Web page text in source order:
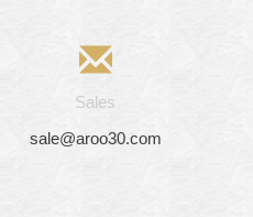
Sales
sale@aroo30.com